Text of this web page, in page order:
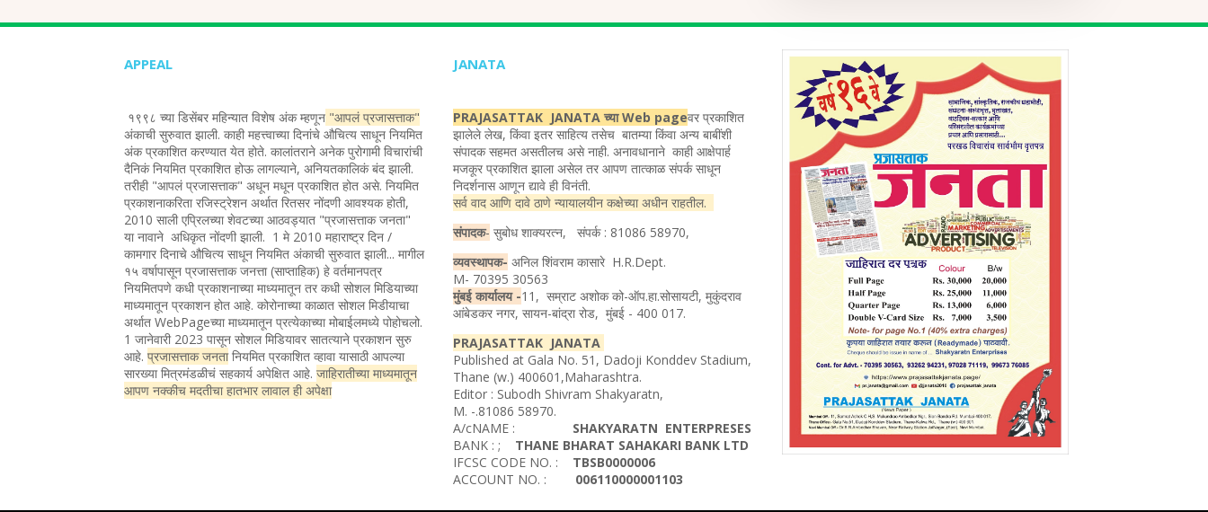
APPEAL
१९९८ च्या डिसेंबर महिन्यात विशेष अंक म्हणून "आपलं प्रजासत्ताक"
अंकाची सुरुवात झाली. काही महत्त्वाच्या दिनांचे औचित्य साधून नियमित
अंक प्रकाशित करण्यात येत होते. कालांतराने अनेक पुरोगामी विचारांची
दैनिकं नियमित प्रकाशित होऊ लागल्याने, अनियतकालिकं बंद झाली.
तरीही "आपलं प्रजासत्ताक" अधून मधून प्रकाशित होत असे. नियमित
प्रकाशनाकरिता रजिस्ट्रेशन अर्थात रितसर नोंदणी आवश्यक होती,
2010 साली एप्रिलच्या शेवटच्या आठवड्यात "प्रजासत्ताक जनता"
या नावाने अधिकृत नोंदणी झाली. 1 मे 2010 महाराष्ट्र दिन /
कामगार दिनाचे औचित्य साधून नियमित अंकाची सुरुवात झाली... मागील
१५ वर्षापासून प्रजासत्ताक जनत्ता (साप्ताहिक) हे वर्तमानपत्र
नियमितपणे कधी प्रकाशनाच्या माध्यमातून तर कधी सोशल मिडियाच्या
माध्यमातून प्रकाशन होत आहे. कोरोनाच्या काळात सोशल मिडीयाचा
अर्थात WebPageच्या माध्यमातून प्रत्येकाच्या मोबाईलमध्ये पोहोचलो.
1 जानेवारी 2023 पासून सोशल मिडियावर सातत्याने प्रकाशन सुरु
आहे. प्रजासत्ताक जनतानियमित प्रकाशित व्हावा यासाठी आपल्या
सारख्या मित्रमंडळीचं सहकार्य अपेक्षित आहे. जाहिरातीच्या माध्यमातून
आपण नक्कीच मदतीचा हातभार लावाल ही अपेक्षा
JANATA
PRAJASATTAK JANATA च्या Web pageवर प्रकाशित
झालेले लेख, किंवा इतर साहित्य तसेच बातम्या किंवा अन्य बाबींशी
संपादक सहमत असतीलच असे नाही. अनावधानाने काही आक्षेपार्ह
मजकूर प्रकाशित झाला असेल तर आपण तात्काळ संपर्क साधून
निदर्शनास आणून द्यावे ही विनंती.
सर्व वाद आणि दावे ठाणे न्यायालयीन कक्षेच्या अधीन राहतील.
संपादक- सुबोध शाक्यरत्न, संपर्क : 81086 58970,
व्यवस्थापक- अनिल शिंवराम कासारे H.R.Dept.
M- 70395 30563
मुंबई कार्यालय -11, सम्राट अशोक को-ऑप.हा.सोसायटी, मुकुंदराव
आंबेडकर नगर, सायन-बांद्रा रोड, मुंबई - 400 017.
PRAJASATTAK JANATA
Published at Gala No. 51, Dadoji Konddev Stadium,
Thane (w.) 400601,Maharashtra.
Editor : Subodh Shivram Shakyaratn,
M. -.81086 58970.
A/cNAME : SHAKYARATN ENTERPRESES
BANK : ; THANE BHARAT SAHAKARI BANK LTD
IFCSC CODE NO. : TBSB0000006
ACCOUNT NO. : 006110000001103